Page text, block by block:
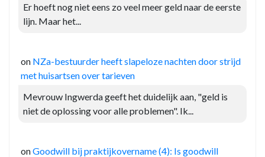
Er hoeft nog niet eens zo veel meer geld naar de eerste
lijn. Maar het...
on NZa-bestuurder heeft slapeloze nachten door strijd
met huisartsen over tarieven
Mevrouw Ingwerda geeft het duidelijk aan, "geld is
niet de oplossing voor alle problemen". Ik...
onGoodwill bij praktijkovername (4): Is goodwill